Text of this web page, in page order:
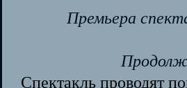
Премьера
Спектакль проводят